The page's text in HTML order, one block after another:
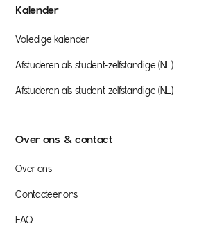
Kalender
Volledige kalender
Afstuderen als student-zelfstandige (NL)
Afstuderen als student-zelfstandige (NL)
Over ons & contact
Over ons
Contacteer ons
FAQ